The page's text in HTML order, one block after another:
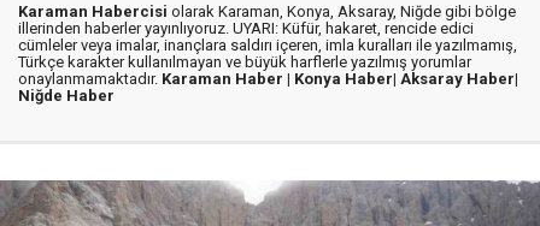
Karaman Habercisi olarak Karaman, Konya, Aksaray, Niğde gibi bölge
illerinden haberler yayınlıyoruz. UYARI: Küfür, hakaret, rencide edici
cümleler veya imalar, inançlara saldırı içeren, imla kuralları ile yazılmamış,
Türkçe karakter kullanılmayan ve büyük harflerle yazılmış yorumlar
onaylanmamaktadır. Karaman Haber | Konya Haber| Aksaray Haber|
Niğde Haber